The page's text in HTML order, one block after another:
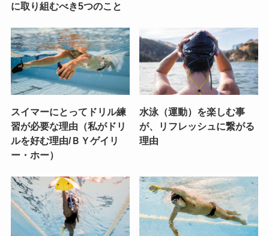
に取り組むべき5つのこと
スイマーにとってドリル練
習が必要な理由（私がドリ
ルを好む理由/ＢＹゲイリ
ー・ホー）
水泳（運動）を楽しむ事
が、リフレッシュに繋がる
理由